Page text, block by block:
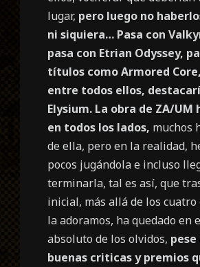
lugar, pero luego no
ni siquiera… Pasa con
pasa con Etrian Odyssey,
títulos como Armored
entre todos ellos,
Elysium. La obra de ZA/UM
en todos los lados, muchos
de ella, pero en la realidad,
pocos jugándola e incluso
terminarla, tal es así, que
inicial, más allá de los cuatro
la adoramos, ha quedado en
absoluto de los olvidos,
buenas criticas y premios